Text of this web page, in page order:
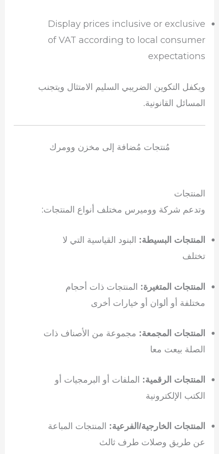
Display prices inclusive or exclusive
of VAT according to local consumer
expectations
ويكفل التكوين الضريبي السليم الامتثال ويتجنب
المسائل القانونية.
مُنتجات مُضافة إلى مخزن وومرك
المنتجات
وتدعم شركة ووميرس مختلف أنواع المنتجات:
المنتجات البسيطة: البنود القياسية التي لا
تختلف
المنتجات المتغيرة: المنتجات ذات أحجام
مختلفة أو ألوان أو خيارات أخرى
المنتجات المجمعة: مجموعة من الأصناف ذات
الصلة بيعت معا
المنتجات الرقمية: الملفات أو البرمجيات أو
الكتب الإلكترونية
المنتجات الخارجية/الفرعية: المنتجات المباعة
عن طريق وصلات طرف ثالث